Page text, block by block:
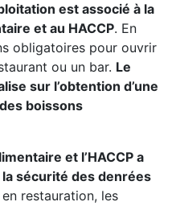
est associé à la
et au HACCP. En
obligatoires pour ouvrir
ou un bar. Le
sur l’obtention d’une
boissons
et l’HACCP a
sécurité des denrées
restauration, les